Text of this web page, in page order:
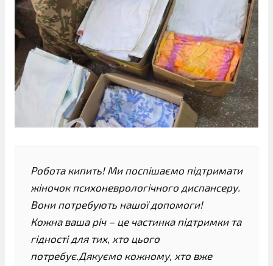
Робота кипить! Ми поспішаємо підтримати
жіночок психоневрологічного диспансеру.
Вони потребують нашої допомоги!
Кожна ваша річ – це частинка підтримки та
гідності для тих, хто цього
потребує.Дякуємо кожному, хто вже